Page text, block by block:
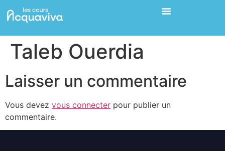
Taleb Ouerdia
Laisser un commentaire
Vous devez vous connecter pour publier un
commentaire.